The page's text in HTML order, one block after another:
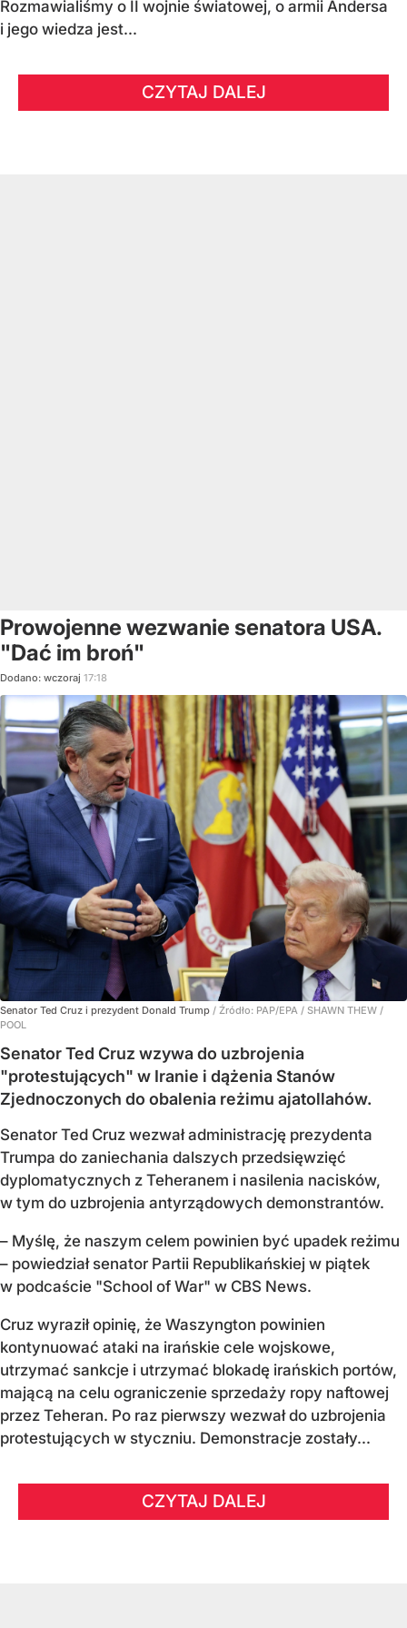
Rozmawialiśmy o II wojnie światowej, o armii Andersa
i jego wiedza jest...
CZYTAJ DALEJ
Prowojenne wezwanie senatora USA.
"Dać im broń"
Dodano: wczoraj 17:18
Senator Ted Cruz i prezydent Donald Trump / Źródło: PAP/EPA / SHAWN THEW /
POOL
Senator Ted Cruz wzywa do uzbrojenia
"protestujących" w Iranie i dążenia Stanów
Zjednoczonych do obalenia reżimu ajatollahów.
Senator Ted Cruz wezwał administrację prezydenta
Trumpa do zaniechania dalszych przedsięwzięć
dyplomatycznych z Teheranem i nasilenia nacisków,
w tym do uzbrojenia antyrządowych demonstrantów.
– Myślę, że naszym celem powinien być upadek reżimu
– powiedział senator Partii Republikańskiej w piątek
w podcaście "School of War" w CBS News.
Cruz wyraził opinię, że Waszyngton powinien
kontynuować ataki na irańskie cele wojskowe,
utrzymać sankcje i utrzymać blokadę irańskich portów,
mającą na celu ograniczenie sprzedaży ropy naftowej
przez Teheran. Po raz pierwszy wezwał do uzbrojenia
protestujących w styczniu. Demonstracje zostały...
CZYTAJ DALEJ